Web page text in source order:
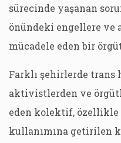
sürecinde yaşanan
önündeki engellere ve
mücadele eden bir
Farklı şehirlerde trans
aktivistlerden ve
eden kolektif, özellikle
kullanımına getirilen